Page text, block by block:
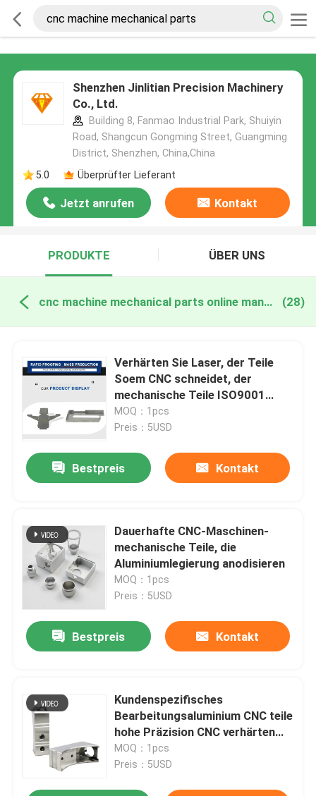
Shenzhen Jinlitian Precision Machinery
Co., Ltd.
Building 8, Fanmao Industrial Park, Shuiyin
Road, Shangcun Gongming Street, Guangming
District, Shenzhen, China,China
5.0
Überprüfter Lieferant
Jetzt anrufen Kontakt
PRODUKTE ÜBER UNS
cnc machine mechanical parts online manufacture (28)
Verhärten Sie Laser, der Teile
Soem CNC schneidet, der
mechanische Teile ISO9001
maschinell bearbeitet
MOQ：1pcs
Preis：5USD
Bestpreis Kontakt
Dauerhafte CNC-Maschinen-
mechanische Teile, die
Aluminiumlegierung anodisieren
MOQ：1pcs
Preis：5USD
Bestpreis Kontakt
Kundenspezifisches
Bearbeitungsaluminium CNC teile
hohe Präzision CNC verhärten
Bearbeitungs
MOQ：1pcs
Preis：5USD